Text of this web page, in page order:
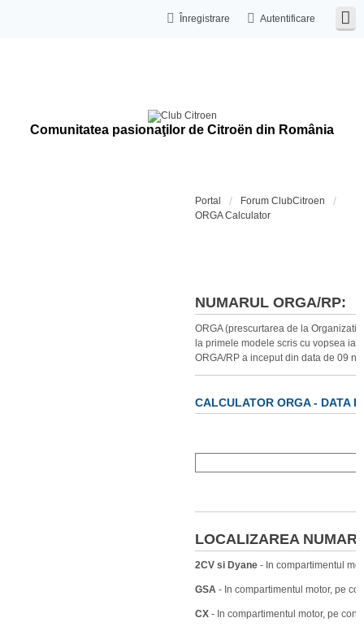
Autentificare
Înregistrare
Comunitatea pasionaţilor de Citroën din România
Portal
Forum ClubCitroen
ORGA Calculator
NUMARUL ORGA/RP:
ORGA (prescurtarea de la
la primele modele scris cu vopsea
ORGA/RP a inceput din data de 09
CALCULATOR ORGA - DATA
LOCALIZAREA
2CV si Dyane - In compartimentul
GSA - In compartimentul motor, pe
CX - In compartimentul motor, pe